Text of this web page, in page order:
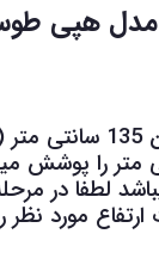
مدل هپی
عرض پرده های
تا 100 سانتی متر را
لطفا در
مورد نظر